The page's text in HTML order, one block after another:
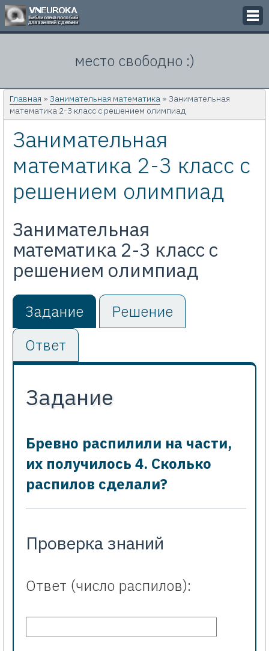
Кроссворды
Презентации
Задачи
Картинки
Контакты
место свободно :)
Главная » Занимательная математика » Занимательная
математика 2-3 класс с решением олимпиад
Занимательная
математика 2-3 класс с
решением олимпиад
Занимательная
математика 2-3 класс с
решением олимпиад
Задание
Решение
Ответ
Задание
Бревно распилили на части,
их получилось 4. Сколько
распилов сделали?
Проверка знаний
Ответ (число распилов):